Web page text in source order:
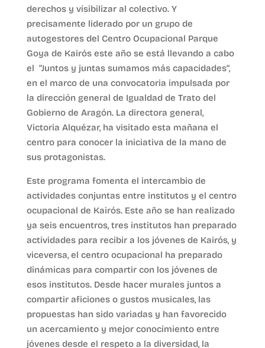
derechos y visibilizar al colectivo. Y
precisamente liderado por un grupo de
autogestores del Centro Ocupacional Parque
Goya de Kairós este año se está llevando a cabo
el “Juntos y juntas sumamos más capacidades”,
en el marco de una convocatoria impulsada por
la dirección general de Igualdad de Trato del
Gobierno de Aragón. La directora general,
Victoria Alquézar, ha visitado esta mañana el
centro para conocer la iniciativa de la mano de
sus protagonistas.
Este programa fomenta el intercambio de
actividades conjuntas entre institutos y el centro
ocupacional de Kairós. Este año se han realizado
ya seis encuentros, tres institutos han preparado
actividades para recibir a los jóvenes de Kairós, y
viceversa, el centro ocupacional ha preparado
dinámicas para compartir con los jóvenes de
esos institutos. Desde hacer murales juntos a
compartir aficiones o gustos musicales, las
propuestas han sido variadas y han favorecido
un acercamiento y mejor conocimiento entre
jóvenes desde el respeto a la diversidad, la